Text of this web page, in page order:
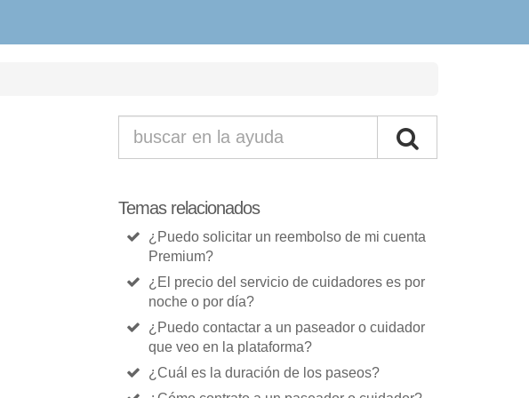
Temas relacionados
¿Puedo solicitar un reembolso de mi cuenta
Premium?
¿El precio del servicio de cuidadores es por
noche o por día?
¿Puedo contactar a un paseador o cuidador
que veo en la plataforma?
¿Cuál es la duración de los paseos?